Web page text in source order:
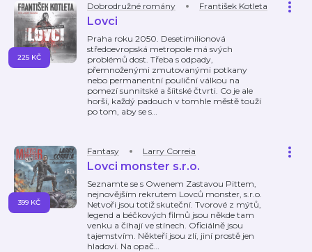
Dobrodružné romány František Kotleta
Lovci
Praha roku 2050. Desetimilionová
středoevropská metropole má svých
problémů dost. Třeba s odpady,
přemnoženými zmutovanými potkany
nebo permanentní pouliční válkou na
pomezí sunnitské a šíitské čtvrti. Co je ale
horší, každý padouch v tomhle městě touží
po tom, aby se s…
225 KČ
Fantasy Larry Correia
Lovci monster s.r.o.
Seznamte se s Owenem Zastavou Pittem,
nejnovějším rekrutem Lovců monster, s.r.o.
Netvoři jsou totiž skuteční. Tvorové z mýtů,
legend a béčkových filmů jsou někde tam
venku a číhají ve stínech. Oficiálně jsou
tajemstvím. Někteří jsou zlí, jiní prostě jen
hladoví. Na opač…
399 KČ